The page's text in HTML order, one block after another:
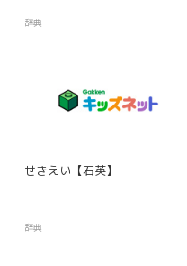
辞典
せきえい【石英】
辞典